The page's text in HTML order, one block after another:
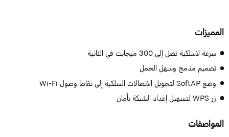
سرعة لاسلكية تصل إلى 300 ميجابت في الثانية
تصميم مدمج وسهل الحمل
وضع SoftAP لتحويل الاتصالات السلكية إلى نقاط وصول Wi-Fi
زر WPS لتسهيل إعداد الشبكة بأمان